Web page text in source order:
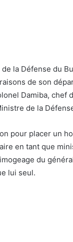
la Défense du
de son
Damiba,
de la
pour placer un
en tant que
du
lui seul.